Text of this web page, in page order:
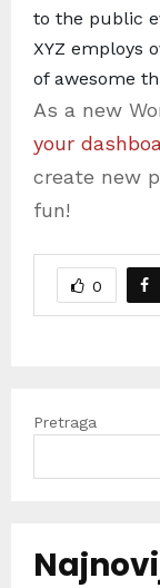
to the public
XYZ employs
of awesome
As a new
your
create new
fun!
0
Pretraga